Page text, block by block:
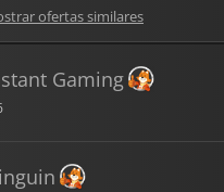
ofertas similares
Gaming